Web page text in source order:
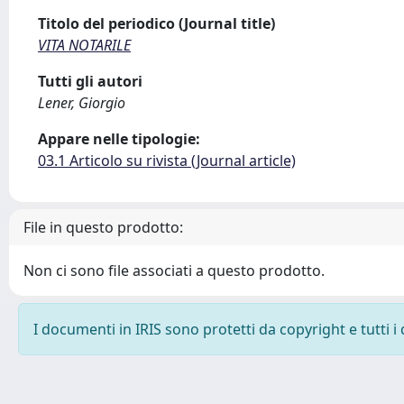
Titolo del periodico (Journal title)
VITA NOTARILE
Tutti gli autori
Lener, Giorgio
Appare nelle tipologie:
03.1 Articolo su rivista (Journal article)
File in questo prodotto:
Non ci sono file associati a questo prodotto.
I documenti in IRIS sono protetti da copyright e tutti